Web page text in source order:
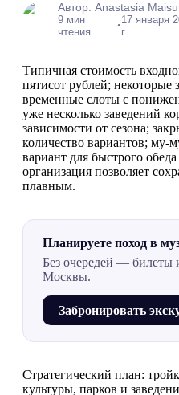
Автор: Anastasia
9 мин
чтения
•17 января
г.
Типичная стоимость
пятисот рублей; некоторые
временные слоты с
уже несколько заведений
зависимости от сезона;
количество вариантов; му-
вариант для быстрого обеда
организация позволяет
плавным.
Планируете поход в
Без очередей — билеты
Москвы.
Забронировать
Стратегический план:
культуры, парков и